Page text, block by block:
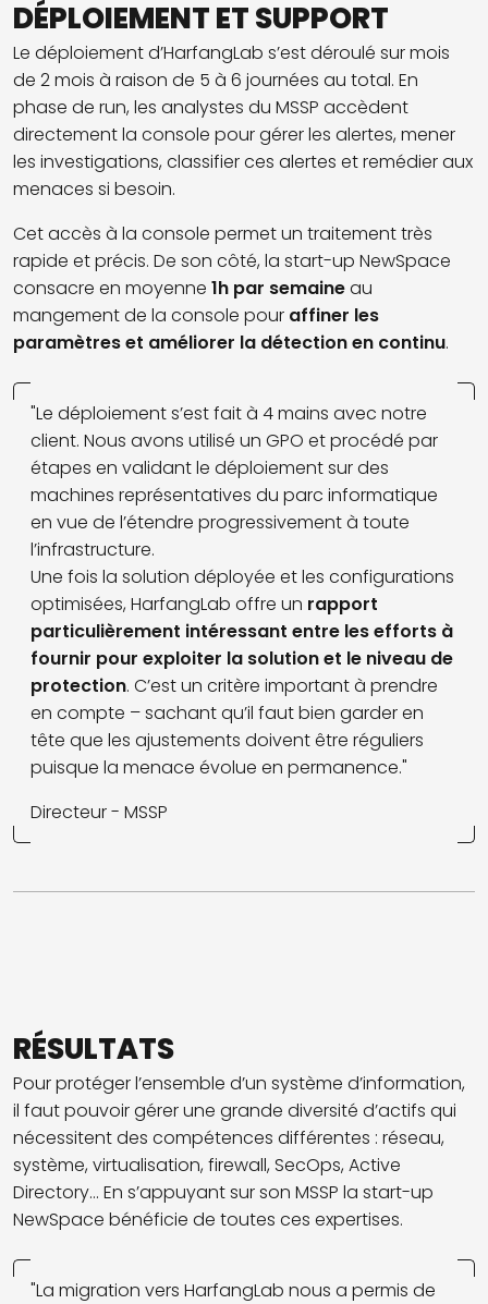
DÉPLOIEMENT ET SUPPORT
Le déploiement d’HarfangLab s’est déroulé sur mois
de 2 mois à raison de 5 à 6 journées au total. En
phase de run, les analystes du MSSP accèdent
directement la console pour gérer les alertes, mener
les investigations, classifier ces alertes et remédier aux
menaces si besoin.
Cet accès à la console permet un traitement très
rapide et précis. De son côté, la start-up NewSpace
consacre en moyenne 1h par semaineau
mangement de la console pour affiner les
paramètres et améliorer la détection en continu.
"Le déploiement s’est fait à 4 mains avec notre
client. Nous avons utilisé un GPO et procédé par
étapes en validant le déploiement sur des
machines représentatives du parc informatique
en vue de l’étendre progressivement à toute
l’infrastructure.
Une fois la solution déployée et les configurations
optimisées, HarfangLab offre un rapport
particulièrement intéressant entre les efforts à
fournir pour exploiter la solution et le niveau de
protection. C’est un critère important à prendre
en compte – sachant qu’il faut bien garder en
tête que les ajustements doivent être réguliers
puisque la menace évolue en permanence."
Directeur - MSSP
RÉSULTATS
Pour protéger l’ensemble d’un système d’information,
il faut pouvoir gérer une grande diversité d’actifs qui
nécessitent des compétences différentes : réseau,
système, virtualisation, firewall, SecOps, Active
Directory… En s’appuyant sur son MSSP la start-up
NewSpace bénéficie de toutes ces expertises.
"La migration vers HarfangLab nous a permis de